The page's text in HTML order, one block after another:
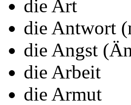
die Art
die Antwort
die Angst
die Arbeit
die Armut